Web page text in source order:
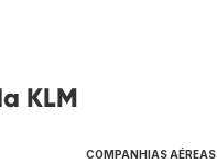
KLM
COMPANHIAS AÉREAS